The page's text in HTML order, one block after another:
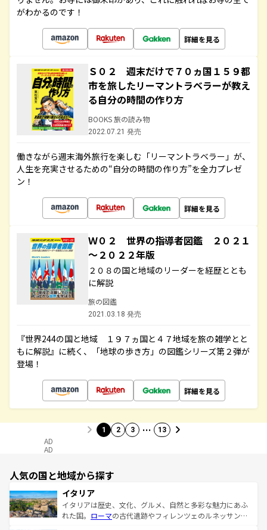
がわかるのです！
詳細を見る
Ｓ０２ 週末だけで７０ヵ国１５９都
市を旅したリーマントラベラーが教え
る自分の時間の作り方
BOOKS 旅の読み物
2022.07.21 発売
働きながら週末海外旅行を楽しむ「リーマントラベラー」が、
人生を充実させるための“自分の時間の作り方”を全力プレゼ
ン！
詳細を見る
Ｗ０２ 世界の指導者図鑑 ２０２１
～２０２２年版
２０８の国と地域のリーダーを経歴ととも
に解説
旅の図鑑
2021.03.18 発売
『世界244の国と地域 １９７ヵ国と４７地域を旅の雑学とと
もに解説』に続く、「地球の歩き方」の図鑑シリーズ第２弾が
登場！
詳細を見る
1 2 3 … 13
AD
AD
人気の国と地域から探す
イタリア
イタリアは歴史、文化、グルメ、自然と多彩な魅力にあふ
れた国。 ローマの古代遺跡やフィレンツェのルネッサンス